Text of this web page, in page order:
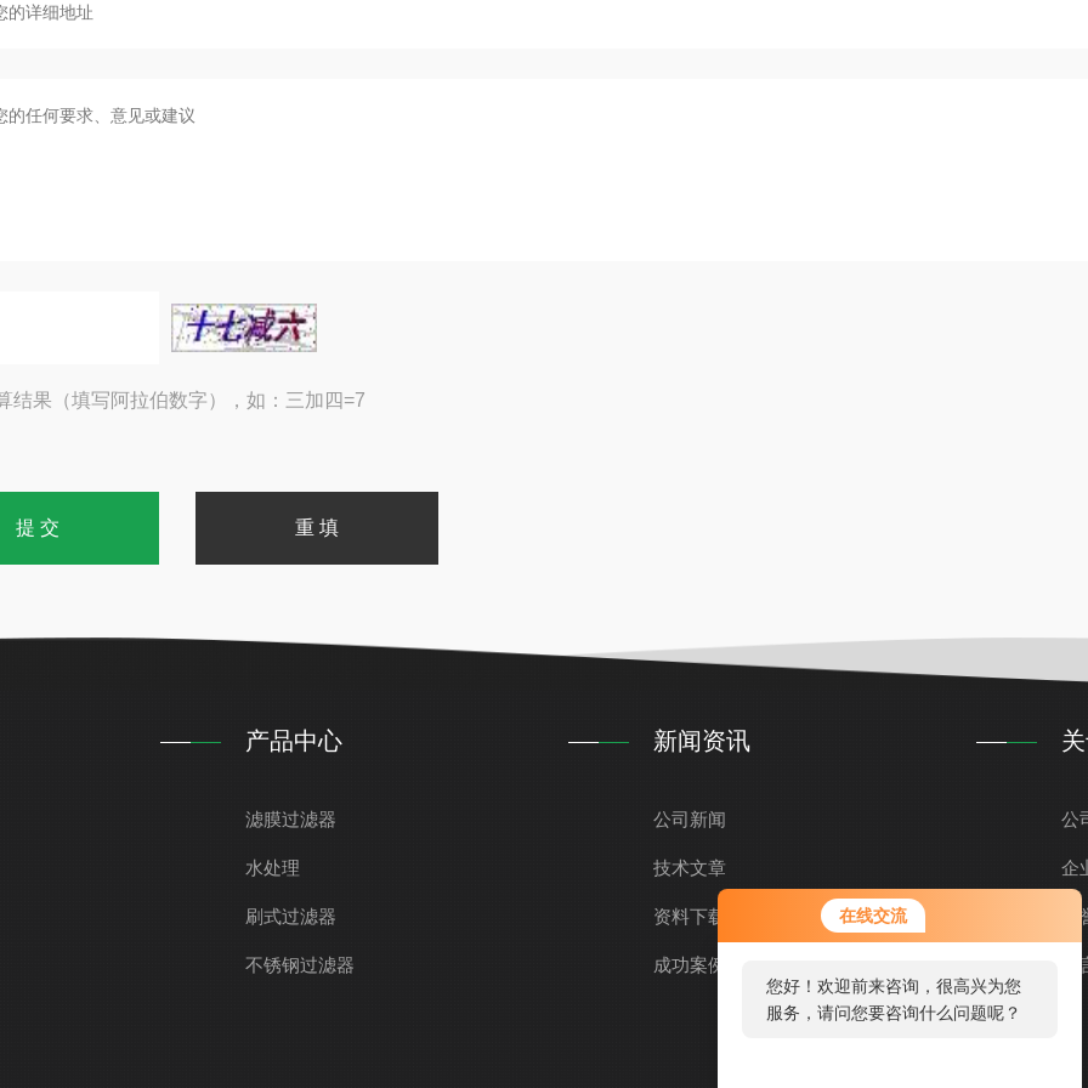
在线交流
您好！欢迎前来咨询，很高兴为您
服务，请问您要咨询什么问题呢？
结果（填写阿拉伯数字），如：三加四=7
产品中心
滤膜过滤器
水处理
刷式过滤器
不锈钢过滤器
新闻资讯
公司新闻
技术文章
资料下载
成功案例
公
企